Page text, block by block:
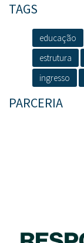
TAGS
educação
estrutura
ingresso
PARCERIA